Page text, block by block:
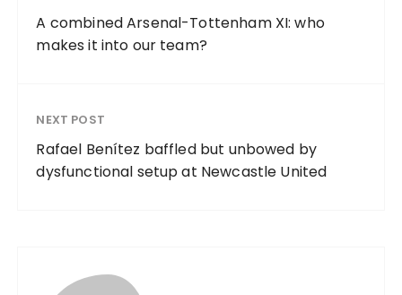
A combined Arsenal-Tottenham XI: who
makes it into our team?
NEXT POST
Rafael Benítez baffled but unbowed by
dysfunctional setup at Newcastle United